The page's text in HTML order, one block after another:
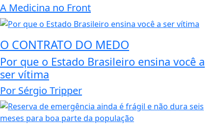
A Medicina no Front
O CONTRATO DO MEDO
Por que o Estado Brasileiro ensina você a
ser vítima
Por Sérgio Tripper